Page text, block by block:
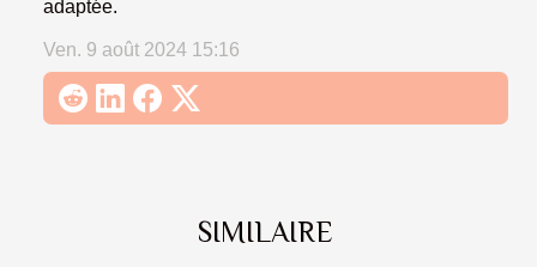
SIMILAIRE
adaptée.
Ven. 9 août 2024 15:16